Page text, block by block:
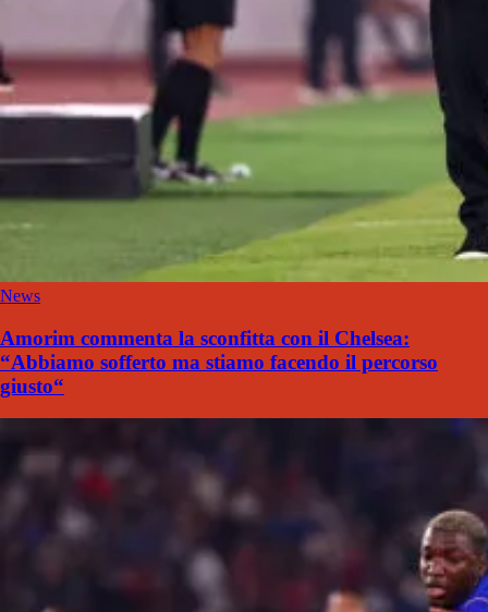
News
Amorim commenta la sconfitta con il Chelsea:
“Abbiamo sofferto ma stiamo facendo il percorso
giusto“